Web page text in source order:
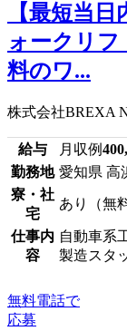
【最短当
ォークリフ
料のワ...
株式会社BREXA
給与 月収例
勤務地 愛知県 高
寮・社
宅
あり（無
仕事内
容
自動車系
製造スタ
無料電話で
応募